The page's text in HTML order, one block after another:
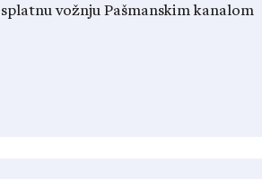
vožnju Pašmanskim kanalom